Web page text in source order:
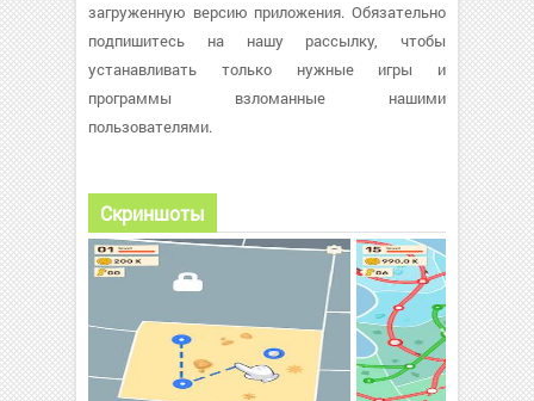
загруженную версию приложения. Обязательно
подпишитесь на нашу рассылку, чтобы
устанавливать только нужные игры и
программы взломанные нашими
пользователями.
Скриншоты